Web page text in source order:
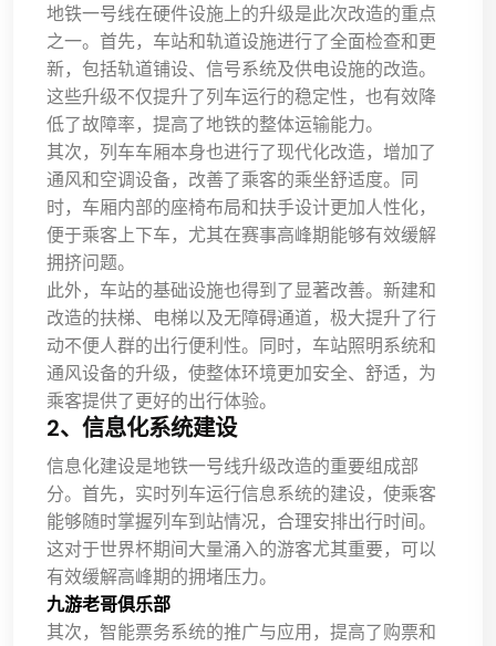
地铁一号线在硬件设施上的升级是此次改造的重点
之一。首先，车站和轨道设施进行了全面检查和更
新，包括轨道铺设、信号系统及供电设施的改造。
这些升级不仅提升了列车运行的稳定性，也有效降
低了故障率，提高了地铁的整体运输能力。
其次，列车车厢本身也进行了现代化改造，增加了
通风和空调设备，改善了乘客的乘坐舒适度。同
时，车厢内部的座椅布局和扶手设计更加人性化，
便于乘客上下车，尤其在赛事高峰期能够有效缓解
拥挤问题。
此外，车站的基础设施也得到了显著改善。新建和
改造的扶梯、电梯以及无障碍通道，极大提升了行
动不便人群的出行便利性。同时，车站照明系统和
通风设备的升级，使整体环境更加安全、舒适，为
乘客提供了更好的出行体验。
2、信息化系统建设
信息化建设是地铁一号线升级改造的重要组成部
分。首先，实时列车运行信息系统的建设，使乘客
能够随时掌握列车到站情况，合理安排出行时间。
这对于世界杯期间大量涌入的游客尤其重要，可以
有效缓解高峰期的拥堵压力。
九游老哥俱乐部
其次，智能票务系统的推广与应用，提高了购票和